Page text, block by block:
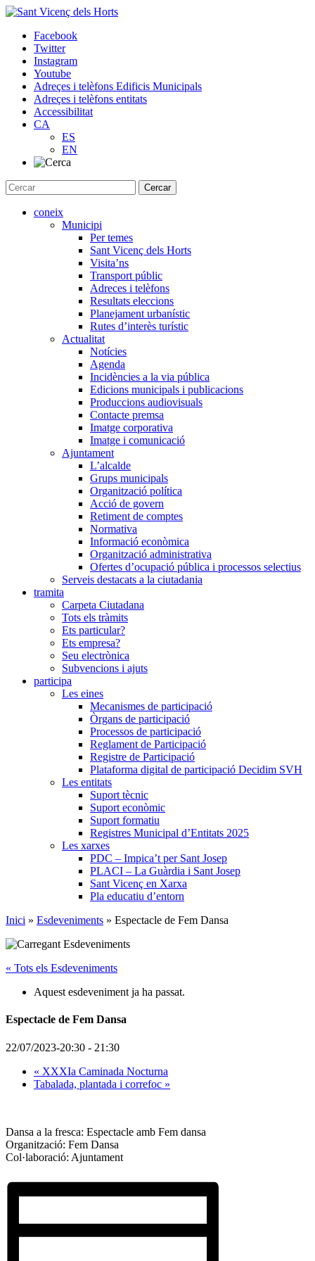
Skip
contentFacebook
Twitter
Instagram
Youtube
Adreçes i telèfons Edificis Municipals
Adreçes i telèfons entitats
Accessibilitat
CA
ES
EN
coneix
Municipi
Per temes
Sant Vicenç dels Horts
Visita’ns
Transport públic
Adreces i telèfons
Resultats eleccions
Planejament urbanístic
Rutes d’interès turístic
Actualitat
Notícies
Agenda
Incidències a la via pública
Edicions municipals i publicacions
Produccions audiovisuals
Contacte premsa
Imatge corporativa
Imatge i comunicació
Ajuntament
L’alcalde
Grups municipals
Organització política
Acció de govern
Retiment de comptes
Normativa
Informació econòmica
Organització administrativa
Ofertes d’ocupació pública i processos selectius
Serveis destacats a la ciutadania
tramita
Carpeta Ciutadana
Tots els tràmits
Ets particular?
Ets empresa?
Seu electrònica
Subvencions i ajuts
participa
Les eines
Mecanismes de participació
Òrgans de participació
Processos de participació
Reglament de Participació
Registre de Participació
Plataforma digital de participació Decidim SVH
Les entitats
Suport tècnic
Suport econòmic
Suport formatiu
Registres Municipal d’Entitats 2025
Les xarxes
PDC – Impica’t per Sant Josep
PLACI – La Guàrdia i Sant Josep
Sant Vicenç en Xarxa
Pla educatiu d’entorn
Inici » Esdeveniments » Espectacle de Fem Dansa
« Tots els Esdeveniments
Aquest esdeveniment ja ha passat.
Espectacle de Fem Dansa
22/07/2023-20:30 - 21:30
« XXXIa Caminada Nocturna
Tabalada, plantada i correfoc »
Dansa a la fresca: Espectacle amb Fem dansa
Organització: Fem Dansa
Col·laboració: Ajuntament